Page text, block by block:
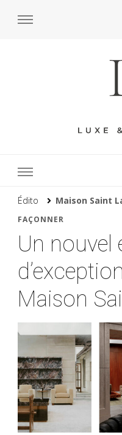
Édito Maison Saint
FAÇONNER
Un nouvel
Maison